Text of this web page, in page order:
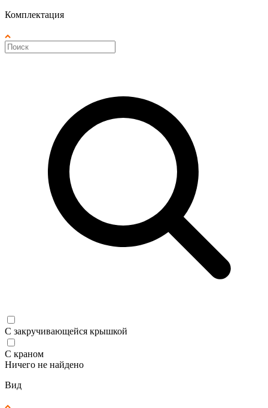
Комплектация
С закручивающейся крышкой
С краном
Ничего не найдено
Вид